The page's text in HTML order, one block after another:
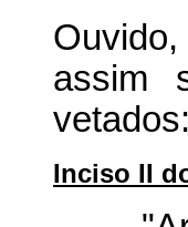
assim
vetados:
Inciso II